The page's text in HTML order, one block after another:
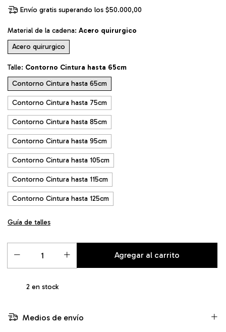
Envío gratis superando los$50.000,00
Material de la cadena: Acero quirurgico
Acero quirurgico
Talle: Contorno Cintura hasta 65cm
Contorno Cintura hasta 65cm
Contorno Cintura hasta 75cm
Contorno Cintura hasta 85cm
Contorno Cintura hasta 95cm
Contorno Cintura hasta 105cm
Contorno Cintura hasta 115cm
Contorno Cintura hasta 125cm
Guía de talles
2en stock
Medios de envío